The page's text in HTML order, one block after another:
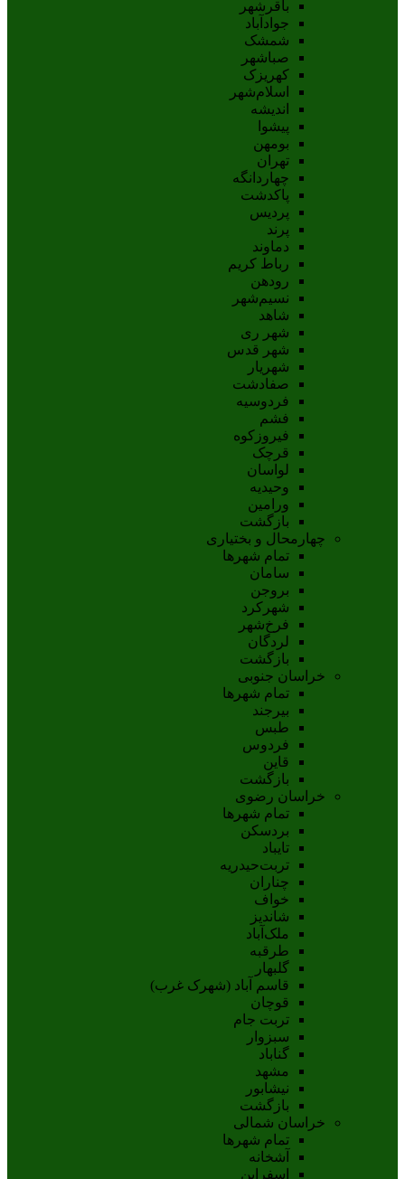
باقرشهر
جوادآباد
شمشک
صباشهر
کهریزک
اسلام‌شهر
اندیشه
پيشوا
بومهن
تهران
چهاردانگه
پاکدشت
پردیس
پرند
دماوند
رباط کریم
رودهن
نسيم‌شهر
شاهد
شهر ری
شهر قدس
شهریار
صفادشت
فردوسیه
فشم
فیروزکوه
قرچک
لواسان
وحیدیه
ورامین
بازگشت
چهارمحال و بختیاری
تمام شهر‌ها
سامان
بروجن
شهرکرد
فرخ‌شهر
لردگان
بازگشت
خراسان جنوبی
تمام شهر‌ها
بيرجند
طبس
فردوس
قاين
بازگشت
خراسان رضوی
تمام شهر‌ها
بردسکن
تایباد
تربت‌حیدریه
چناران
خواف
شاندیز
ملک‌آباد
طرقبه
گلبهار
قاسم آباد (شهرک غرب)
قوچان
تربت جام
سبزوار
گناباد
مشهد
نيشابور
بازگشت
خراسان شمالی
تمام شهر‌ها
آشخانه
اسفراين